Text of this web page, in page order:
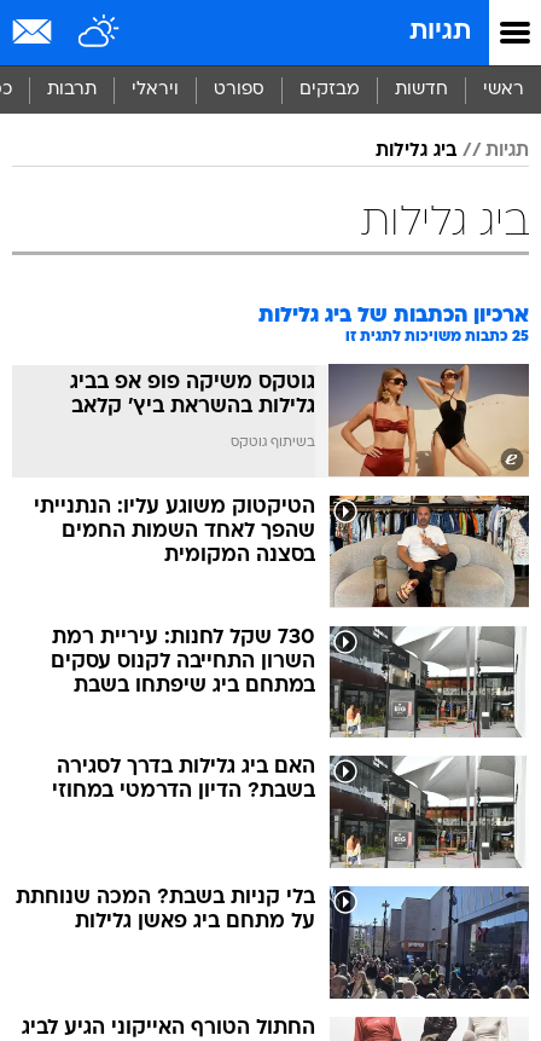
תגיות
ראשי חדשות מבזקים ספורט ויראלי תרבות
תגיות ביג גלילות
ביג גלילות
ארכיון הכתבות של ביג גלילות
25 כתבות משויכות לתגית זו
גוטקס משיקה פופ אפ בביג
גלילות בהשראת ביץ' קלאב
בשיתוף גוטקס
הטיקטוק משוגע עליו: הנתנייתי
שהפך לאחד השמות החמים
בסצנה המקומית
730 שקל לחנות: עיריית רמת
השרון התחייבה לקנוס עסקים
במתחם ביג שיפתחו בשבת
האם ביג גלילות בדרך לסגירה
בשבת? הדיון הדרמטי במחוזי
בלי קניות בשבת? המכה שנוחתת
על מתחם ביג פאשן גלילות
החתול הטורף האייקוני הגיע לביג